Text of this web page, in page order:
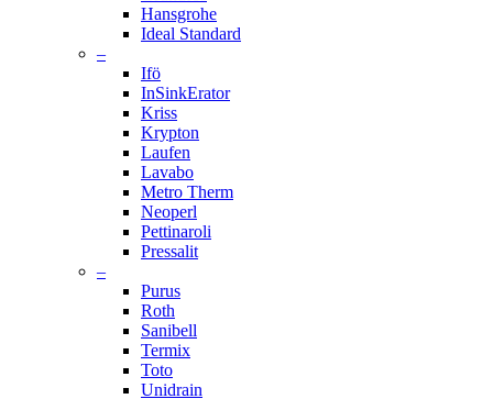
Hansgrohe
Ideal Standard
–
Ifö
InSinkErator
Kriss
Krypton
Laufen
Lavabo
Metro Therm
Neoperl
Pettinaroli
Pressalit
–
Purus
Roth
Sanibell
Termix
Toto
Unidrain